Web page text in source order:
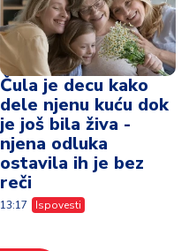
Čula je decu kako
dele njenu kuću dok
je još bila živa -
njena odluka
ostavila ih je bez
reči
13:17 Ispovesti